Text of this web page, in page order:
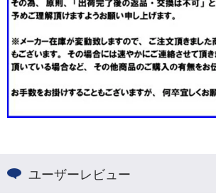
ユーザーレビュー